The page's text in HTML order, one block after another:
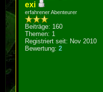
exi
erfahrener Abenteurer
Beiträge: 160
Themen: 1
Registriert seit: Nov 2010
Bewertung:2